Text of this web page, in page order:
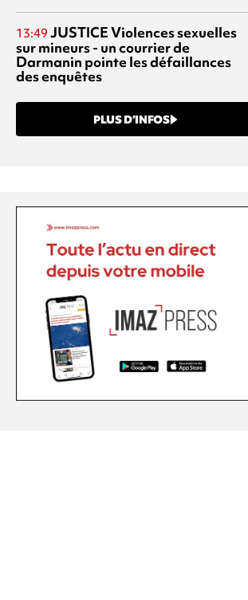
13:49 JUSTICEViolences sexuelles
sur mineurs - un courrier de
Darmanin pointe les défaillances
des enquêtes
PLUS D’INFOS